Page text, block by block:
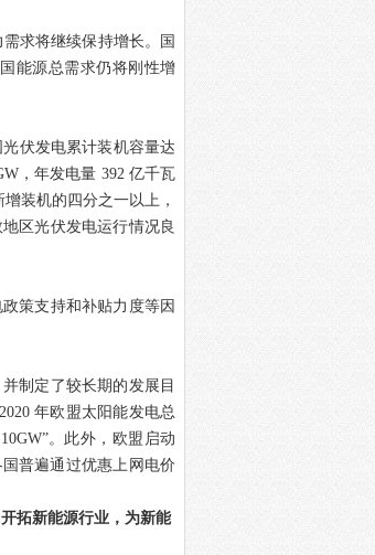
求将继续保持增长。国
能源总需求仍将刚性增
伏发电累计装机容量达
，年发电量 392 亿千瓦
装机的四分之一以上，
区光伏发电运行情况良
策支持和补贴力度等因
制定了较长期的发展目
2020年欧盟太阳能发电总
10GW”。此外，欧盟启动
普遍通过优惠上网电价
拓新能源行业，为新能